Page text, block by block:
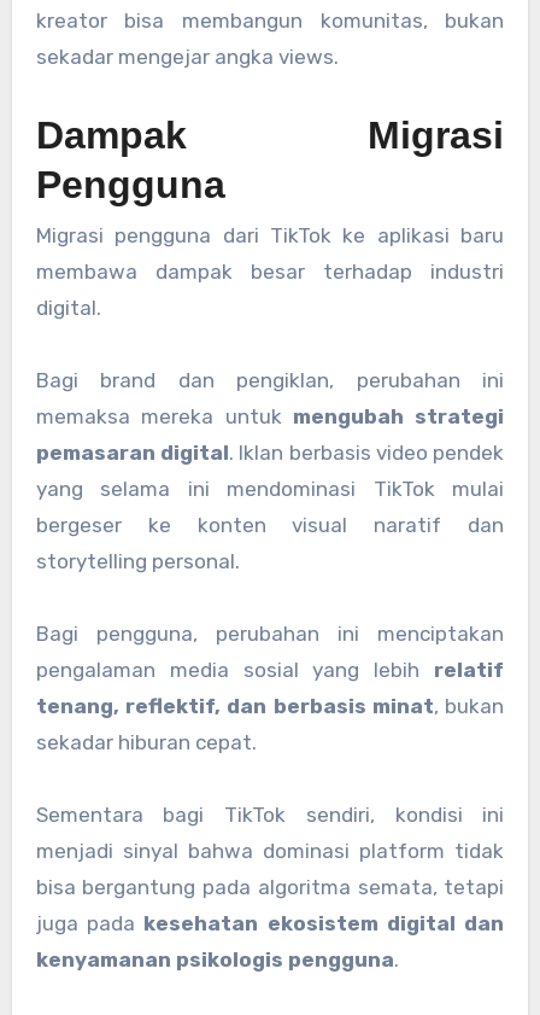
kreator bisa membangun komunitas, bukan
sekadar mengejar angka views.
Dampak Migrasi
Pengguna
Migrasi pengguna dari TikTok ke aplikasi baru
membawa dampak besar terhadap industri
digital.
Bagi brand dan pengiklan, perubahan ini
memaksa mereka untuk mengubah strategi
pemasaran digital. Iklan berbasis video pendek
yang selama ini mendominasi TikTok mulai
bergeser ke konten visual naratif dan
storytelling personal.
Bagi pengguna, perubahan ini menciptakan
pengalaman media sosial yang lebih relatif
tenang, reflektif, dan berbasis minat, bukan
sekadar hiburan cepat.
Sementara bagi TikTok sendiri, kondisi ini
menjadi sinyal bahwa dominasi platform tidak
bisa bergantung pada algoritma semata, tetapi
juga pada kesehatan ekosistem digital dan
kenyamanan psikologis pengguna.